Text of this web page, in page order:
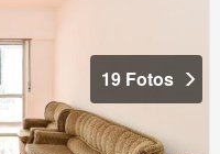
19 Fotos